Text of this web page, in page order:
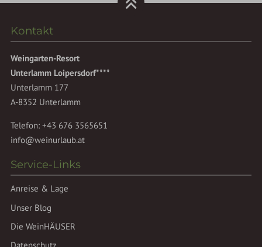
Kontakt
Weingarten-Resort
Unterlamm Loipersdorf****
Unterlamm 177
A-8352 Unterlamm
Telefon:+43 676 3565651
info@weinurlaub.at
Service-Links
Anreise & Lage
Unser Blog
Die WeinHÄUSER